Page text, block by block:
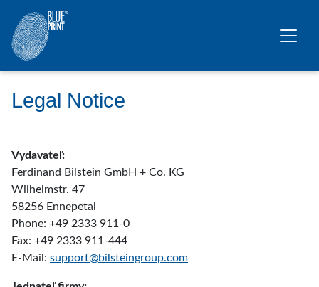
Legal Notice
Vydavateľ:
Ferdinand Bilstein GmbH + Co. KG
Wilhelmstr. 47
58256 Ennepetal
Phone: +49 2333 911-0
Fax: +49 2333 911-444
E-Mail: support@bilsteingroup.com